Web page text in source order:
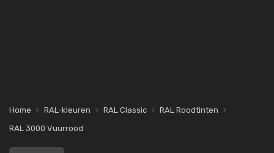
Home RAL-kleuren RAL Classic
RAL Roodtinten
RAL 3000 Vuurrood